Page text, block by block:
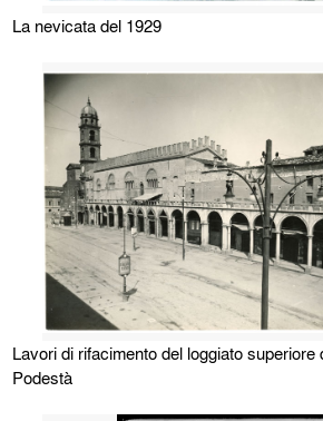
La nevicata del 1929
Lavori di rifacimento del loggiato superiore
Podestà